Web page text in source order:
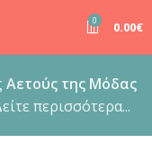
0 0.00€
Αετούς της Μόδας
περισσότερα...